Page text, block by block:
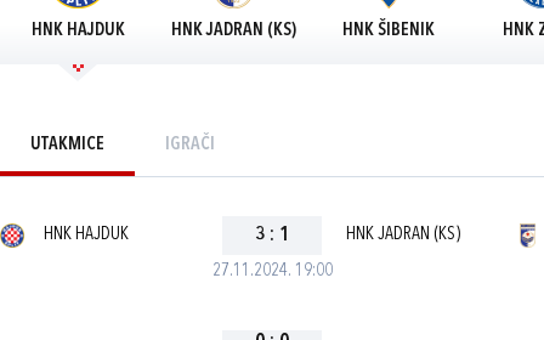
HNK HAJDUK HNK JADRAN (KS) HNK ŠIBENIK HNK
UTAKMICE IGRAČI
27.11.2024. 19:00
HNK HAJDUK 3 : 1 HNK JADRAN (KS)